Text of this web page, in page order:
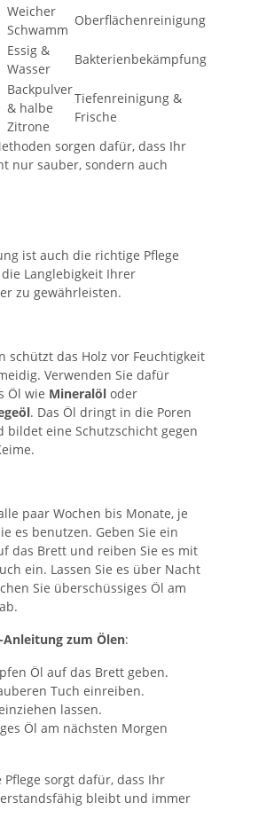
Weicher
Schwamm
Oberflächenreinigung
Essig &
Wasser
Bakterienbekämpfung
Backpulver
& halbe
Zitrone
Tiefenreinigung &
Frische
sorgen dafür, dass Ihr
nur sauber, sondern auch
ist auch die richtige Pflege
Langlebigkeit Ihrer
zu gewährleisten.
schützt das Holz vor Feuchtigkeit
Verwenden Sie dafür
Öl wie Mineralöl oder
. Das Öl dringt in die Poren
bildet eine Schutzschicht gegen
paar Wochen bis Monate, je
es benutzen. Geben Sie ein
das Brett und reiben Sie es mit
ein. Lassen Sie es über Nacht
Sie überschüssiges Öl am
zum Ölen:
Öl auf das Brett geben.
Tuch einreiben.
lassen.
Öl am nächsten Morgen
Pflege sorgt dafür, dass Ihr
bleibt und immer